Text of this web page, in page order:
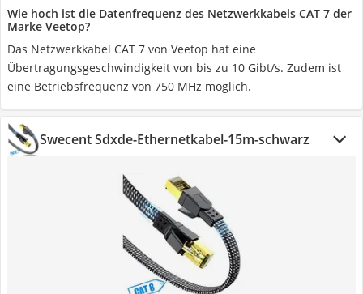
Wie hoch ist die Datenfrequenz des Netzwerkkabels CAT 7 der
Marke Veetop?
Das Netzwerkkabel CAT 7 von Veetop hat eine
Übertragungsgeschwindigkeit von bis zu 10 Gibt/s. Zudem ist
eine Betriebsfrequenz von 750 MHz möglich.
Swecent Sdxde-Ethernetkabel-15m-schwarz